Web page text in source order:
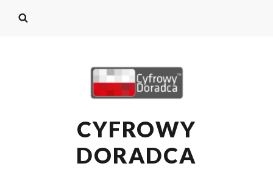
CYFROWY
DORADCA